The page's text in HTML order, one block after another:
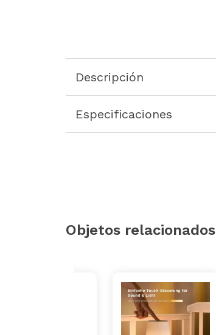
Descripción
Especificaciones
Objetos relacionados